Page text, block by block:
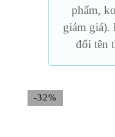
phẩm,
giảm
đổi tên
-32%